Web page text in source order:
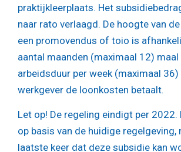
praktijkleerplaats. Het
naar rato verlaagd. De hoogte van
een promovendus of toio is
aantal maanden (maximaal 12) maal
arbeidsduur per week (maximaal
werkgever de loonkosten betaalt.
Let op! De regeling eindigt per 2022.
op basis van de huidige regelgeving,
laatste keer dat deze subsidie kan